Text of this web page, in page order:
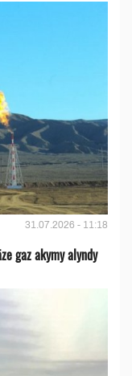
31.07.2026 - 11:18
gaz akymy alyndy